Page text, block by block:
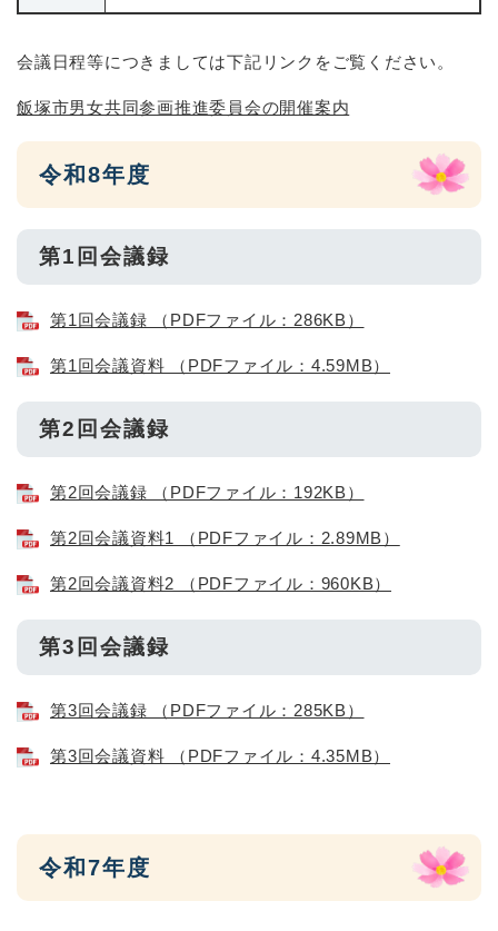
会議日程等につきましては下記リンクをご覧ください。
飯塚市男女共同参画推進委員会の開催案内
令和8年度
第1回会議録
第1回会議録 （PDFファイル：286KB）
第1回会議資料 （PDFファイル：4.59MB）
第2回会議録
第2回会議録 （PDFファイル：192KB）
第2回会議資料1 （PDFファイル：2.89MB）
第2回会議資料2 （PDFファイル：960KB）
第3回会議録
第3回会議録 （PDFファイル：285KB）
第3回会議資料 （PDFファイル：4.35MB）
令和7年度